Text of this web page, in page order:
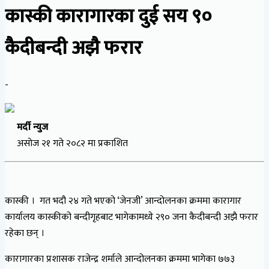
कास्की कारागारका दुई सय ९०
कैदीबन्दी अझै फरार
-
मर्दी न्युज
असाेज २१ गते २०८२ मा प्रकाशित
कास्की । गत भदौ २४ गते भएको ‘जेनजी’ आन्दोलनका क्रममा कारागार
कार्यालय कास्कीको बन्दीगृहबाट भागेकामध्ये २९० जना कैदीबन्दी अझै फरार
रहेका छन् ।
कारागारका प्रशासक राजेन्द्र शर्माले आन्दोलनका क्रममा भागेका ७७३